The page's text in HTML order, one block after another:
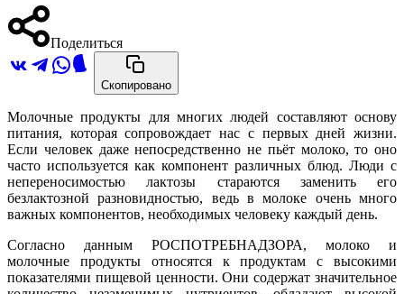
Поделиться
Скопировано
Молочные продукты для многих людей составляют основу
питания, которая сопровождает нас с первых дней жизни.
Если человек даже непосредственно не пьёт молоко, то оно
часто используется как компонент различных блюд. Люди с
непереносимостью лактозы стараются заменить его
безлактозной разновидностью, ведь в молоке очень много
важных компонентов, необходимых человеку каждый день.
Согласно данным РОСПОТРЕБНАДЗОРА, молоко и
молочные продукты относятся к продуктам с высокими
показателями пищевой ценности. Они содержат значительное